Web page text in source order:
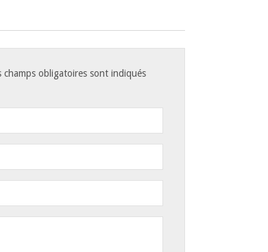
champs obligatoires sont indiqués